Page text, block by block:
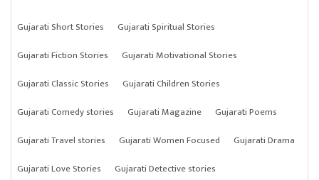
Gujarati Short Stories
Gujarati Spiritual Stories
Gujarati Fiction Stories
Gujarati Motivational Stories
Gujarati Classic Stories
Gujarati Children Stories
Gujarati Comedy stories
Gujarati Magazine
Gujarati Poems
Gujarati Travel stories
Gujarati Women Focused
Gujarati Drama
Gujarati Love Stories
Gujarati Detective stories